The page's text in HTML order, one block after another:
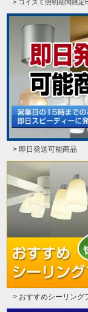
> コイズミ照明期間限定
> 即日発送可能商品
> おすすめシーリング